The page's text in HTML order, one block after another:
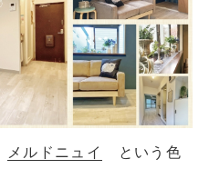
メルドニュイ
という色